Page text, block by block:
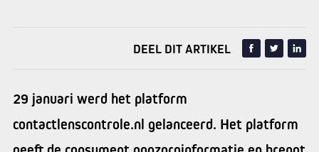
DEEL DIT ARTIKEL
29 januari werd het platform
contactlenscontrole.nl gelanceerd. Het platform